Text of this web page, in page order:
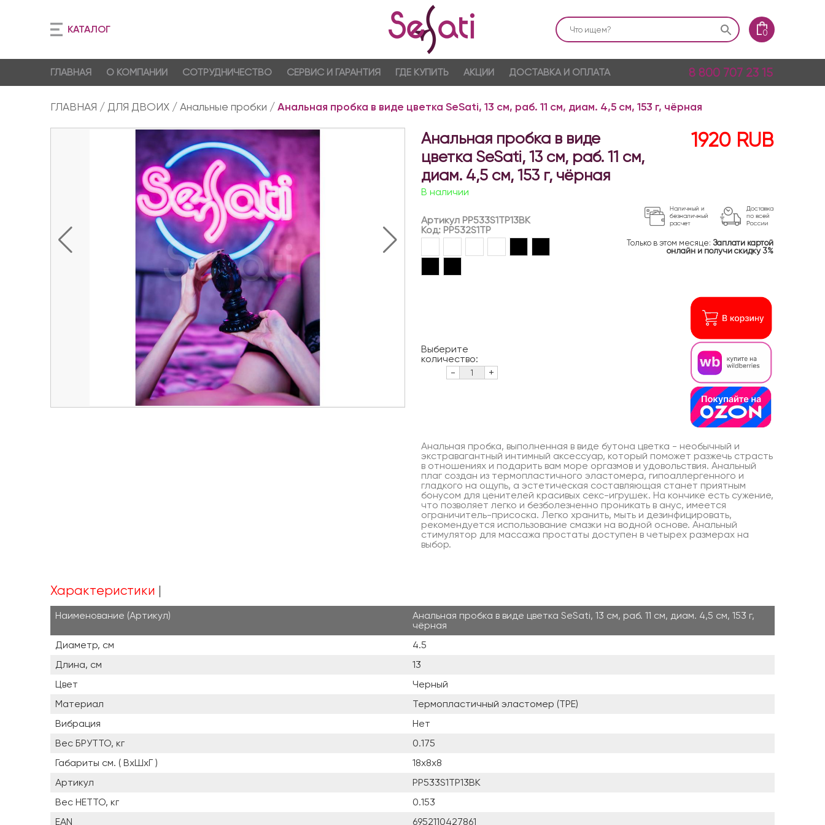
КАТАЛОГ 0
ГЛАВНАЯ О КОМПАНИИ СОТРУДНИЧЕСТВО СЕРВИС И ГАРАНТИЯ ГДЕ КУПИТЬ АКЦИИ ДОСТАВКА И ОПЛАТА 8 800 707 23 15
ГЛАВНАЯ ДЛЯ ДВОИХ Анальные пробки Анальная пробка в виде цветка SeSati, 13 см, раб. 11 см, диам. 4,5 см, 153 г, чёрная
Анальная пробка в виде
цветка SeSati, 13 см, раб. 11 см,
диам. 4,5 см, 153 г, чёрная
В наличии
1920 RUB
Артикул PP533S1TP13BK
Код: PP532S1TP
Только в этом месяце: Заплати картой
онлайн и получи скидку 3%
Выберите
количество:
-
+
Анальная пробка, выполненная в виде бутона цветка - необычный и
экстравагантный интимный аксессуар, который поможет разжечь страсть
в отношениях и подарить вам море оргазмов и удовольствия. Анальный
плаг создан из термопластичного эластомера, гипоаллергенного и
гладкого на ощупь, а эстетическая составляющая станет приятным
бонусом для ценителей красивых секс-игрушек. На кончике есть сужение,
что позволяет легко и безболезненно проникать в анус, имеется
ограничитель-присоска. Легко хранить, мыть и дезинфицировать,
рекомендуется использование смазки на водной основе. Анальный
стимулятор для массажа простаты доступен в четырех размерах на
выбор.
Характеристики
Наименование (Артикул)
Анальная пробка в виде цветка SeSati, 13 см, раб. 11 см, диам. 4,5 см, 153 г,
чёрная
Диаметр, см
4.5
Длина, см
13
Цвет
Черный
Материал
Термопластичный эластомер (TPE)
Вибрация
Нет
Вес БРУТТО, кг
0.175
Габариты см. ( ВxШxГ )
18x8x8
Артикул
PP533S1TP13BK
Вес НЕТТО, кг
0.153
EAN
6952110427861